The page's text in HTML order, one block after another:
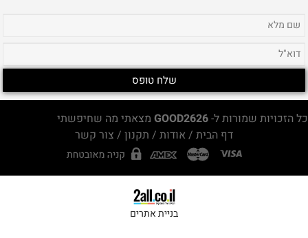
כל הזכויות שמורות ל-GOOD2626 מצאתי מה שחיפשתי
דף הבית / אודות / תקנון / צור קשר
בניית אתרים